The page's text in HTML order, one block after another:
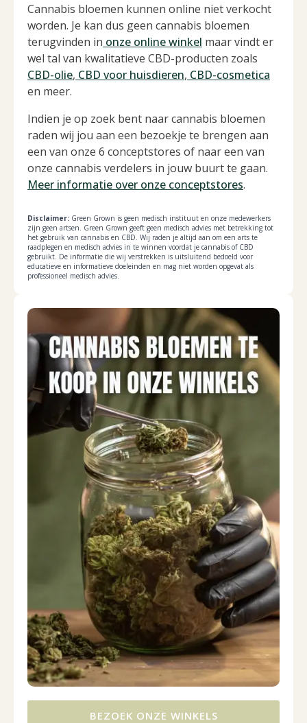
Cannabis bloemen kunnen online niet verkocht
worden. Je kan dus geen cannabis bloemen
terugvinden in onze online winkel maar vindt er
wel tal van kwalitatieve CBD-producten zoals
CBD-olie, CBD voor huisdieren, CBD-cosmetica
en meer.
Indien je op zoek bent naar cannabis bloemen
raden wij jou aan een bezoekje te brengen aan
een van onze 6 conceptstores of naar een van
onze cannabis verdelers in jouw buurt te gaan.
Meer informatie over onze conceptstores.
Disclaimer: Green Grown is geen medisch instituut en onze medewerkers
zijn geen artsen. Green Grown geeft geen medisch advies met betrekking tot
het gebruik van cannabis en CBD. Wij raden je altijd aan om een arts te
raadplegen en medisch advies in te winnen voordat je cannabis of CBD
gebruikt. De informatie die wij verstrekken is uitsluitend bedoeld voor
educatieve en informatieve doeleinden en mag niet worden opgevat als
professioneel medisch advies.
BEZOEK ONZE WINKELS